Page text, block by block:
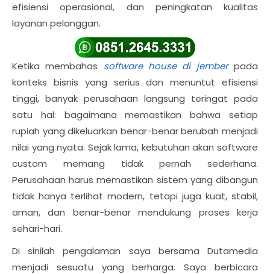
efisiensi operasional, dan peningkatan kualitas
layanan pelanggan.
Ketika membahas software house di jemberpada
konteks bisnis yang serius dan menuntut efisiensi
tinggi, banyak perusahaan langsung teringat pada
satu hal: bagaimana memastikan bahwa setiap
rupiah yang dikeluarkan benar-benar berubah menjadi
nilai yang nyata. Sejak lama, kebutuhan akan software
custom memang tidak pernah sederhana.
Perusahaan harus memastikan sistem yang dibangun
tidak hanya terlihat modern, tetapi juga kuat, stabil,
aman, dan benar-benar mendukung proses kerja
sehari-hari.
Di sinilah pengalaman saya bersama Dutamedia
menjadi sesuatu yang berharga. Saya berbicara